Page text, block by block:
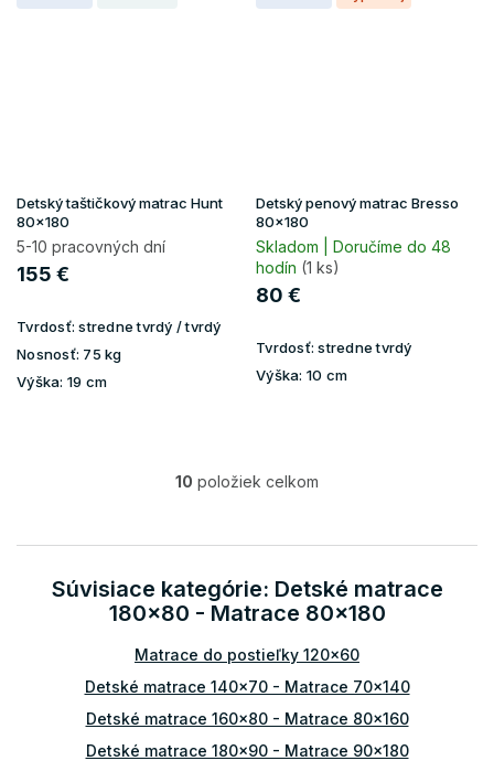
Detský taštičkový matrac Hunt
80x180
5-10 pracovných dní
155 €
Tvrdosť: stredne tvrdý / tvrdý
Nosnosť: 75 kg
Výška: 19 cm
Detský penový matrac Bresso
80x180
Skladom | Doručíme do 48
hodín (1 ks)
80 €
Tvrdosť: stredne tvrdý
Výška: 10 cm
O
á
a
c
e
p
r
v
k
10 položiek celkom
Súvisiace kategórie: Detské matrace
180x80 - Matrace 80x180
Matrace do postieľky 120x60
Detské matrace 140x70 - Matrace 70x140
Detské matrace 160x80 - Matrace 80x160
Detské matrace 180x90 - Matrace 90x180